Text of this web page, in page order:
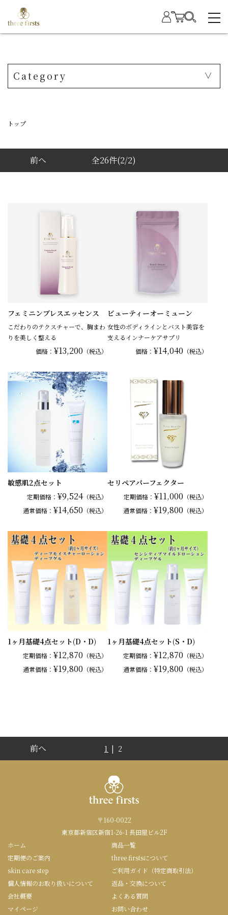
Category
トップ
前へ 全26件(2/2)
フェミニンブレスエッセンス
こだわりのテクスチャーで、胸まわ
りを美しく整える
価格： ¥13,200 （税込）
ビューティーオーミューン
女性のボディラインとバスト美容を
支えるインナーケアサプリ
価格： ¥14,040 （税込）
敏感肌2点セット
定期価格：¥9,524 （税込）
通常価格：¥14,650 （税込）
セリペアパーフェクター
定期価格： ¥11,000 （税込）
通常価格： ¥19,800 （税込）
1ヶ月基礎4点セット(D・D)
定期価格：¥12,870 （税込）
通常価格：¥19,800 （税込）
1ヶ月基礎4点セット(S・D)
定期価格： ¥12,870 （税込）
通常価格： ¥19,800 （税込）
前へ 1 | 2
〒160-0022
東京都新宿区新宿1-26-1 長田屋ビル2F
ホーム
商品一覧
定期便のご案内
three firstsについて
skin care step
ご利用ガイド（特定商取引法）
個人情報のお取り扱いについて
返品・交換について
会社概要
よくある質問
マイページ
お問い合わせ